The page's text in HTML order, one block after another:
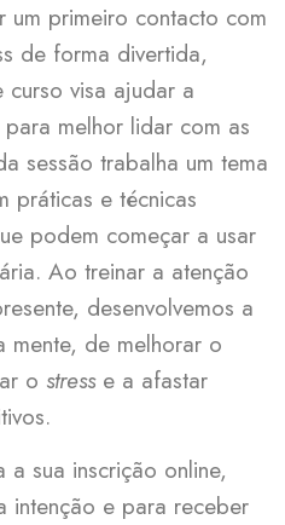
um primeiro contacto com
de forma divertida,
curso visa ajudar a
melhor lidar com as
sessão trabalha um tema
práticas e técnicas
podem começar a usar
Ao treinar a atenção
desenvolvemos a
mente, de melhorar o
o stresse a afastar
a sua inscrição online,
intenção e para receber